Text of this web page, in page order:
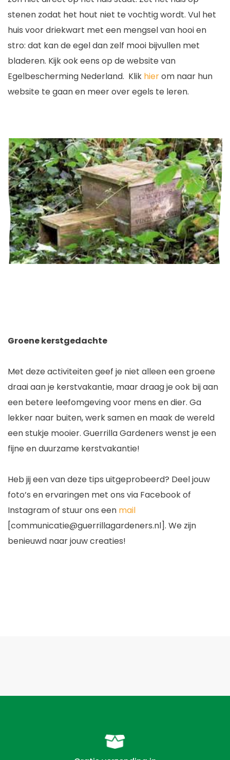
stenen zodat het hout niet te vochtig wordt. Vul het
huis voor driekwart met een mengsel van hooi en
stro: dat kan de egel dan zelf mooi bijvullen met
bladeren. Kijk ook eens op de website van
Egelbescherming Nederland. Klik hierom naar hun
website te gaan en meer over egels te leren.
Groene kerstgedachte
Met deze activiteiten geef je niet alleen een groene
draai aan je kerstvakantie, maar draag je ook bij aan
een betere leefomgeving voor mens en dier. Ga
lekker naar buiten, werk samen en maak de wereld
een stukje mooier. Guerrilla Gardeners wenst je een
fijne en duurzame kerstvakantie!
Heb jij een van deze tips uitgeprobeerd? Deel jouw
foto’s en ervaringen met ons via Facebook of
Instagram of stuur ons een mail
[communicatie@guerrillagardeners.nl]. We zijn
benieuwd naar jouw creaties!